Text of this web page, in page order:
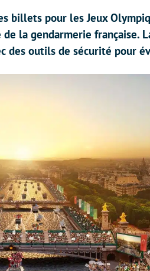
billets pour les Jeux
la gendarmerie française.
des outils de sécurité pour